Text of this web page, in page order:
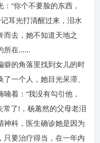
“你个不要脸的东西，
耳光打清醒过来，泪水
而去，她不知道天地之
所在……
僻的角落里找到女儿的时
一个人，她目光呆滞、
着：“我没有勾引他，
了!，杨蕙然的父母老泪
神科，医生确诊她是因为
只要治疗得当，在一年内